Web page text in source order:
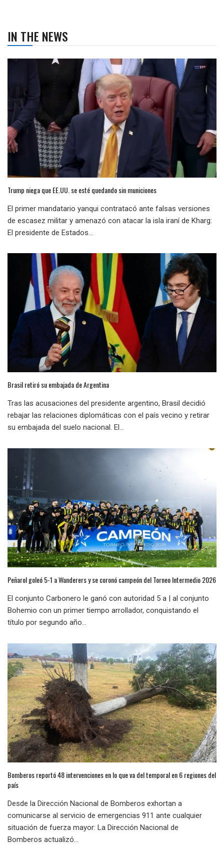
IN THE NEWS
Trump niega que EE.UU. se esté quedando sin municiones
El primer mandatario yanqui contratacó ante falsas versiones
de escasez militar y amenazó con atacar la isla iraní de Kharg:
El presidente de Estados...
Brasil retiró su embajada de Argentina
Tras las acusaciones del presidente argentino, Brasil decidió
rebajar las relaciones diplomáticas con el país vecino y retirar
su embajada del suelo nacional. El...
Peñarol goleó 5-1 a Wanderers y se coronó campeón del Torneo Intermedio 2026
El conjunto Carbonero le ganó con autoridad 5 a | al conjunto
Bohemio con un primer tiempo arrollador, conquistando el
título por segundo año...
Bomberos reportó 48 intervenciones en lo que va del temporal en 6 regiones del
país
Desde la Dirección Nacional de Bomberos exhortan a
comunicarse al servicio de emergencias 911 ante cualquier
situación de fuerza mayor: La Dirección Nacional de
Bomberos actualizó...